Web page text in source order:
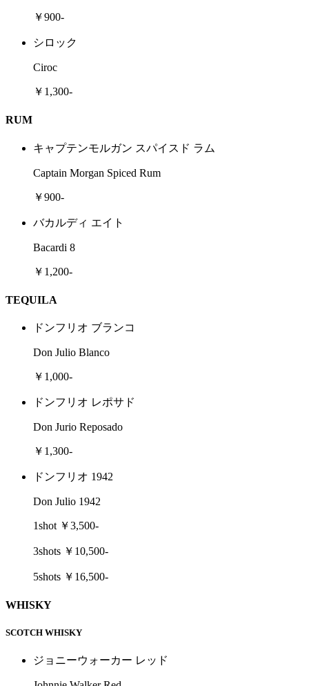
￥900-
シロック
Ciroc
￥1,300-
RUM
キャプテンモルガン スパイスド ラム
Captain Morgan Spiced Rum
￥900-
バカルディ エイト
Bacardi 8
￥1,200-
TEQUILA
ドンフリオ ブランコ
Don Julio Blanco
￥1,000-
ドンフリオ レポサド
Don Jurio Reposado
￥1,300-
ドンフリオ 1942
Don Julio 1942
1shot ￥3,500-
3shots ￥10,500-
5shots ￥16,500-
WHISKY
SCOTCH WHISKY
ジョニーウォーカー レッド